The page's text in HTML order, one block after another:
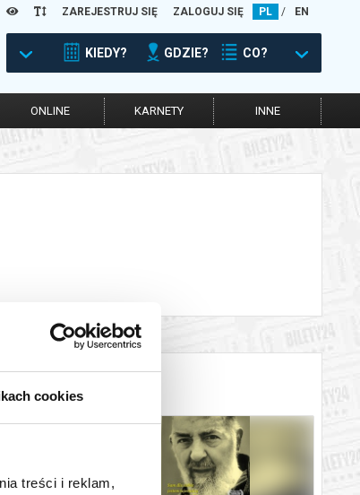
cookies
treści i reklam,
ZAREJESTRUJ SIĘ ZALOGUJ SIĘ PL / EN
KIEDY? GDZIE? CO?
ONLINE KARNETY INNE